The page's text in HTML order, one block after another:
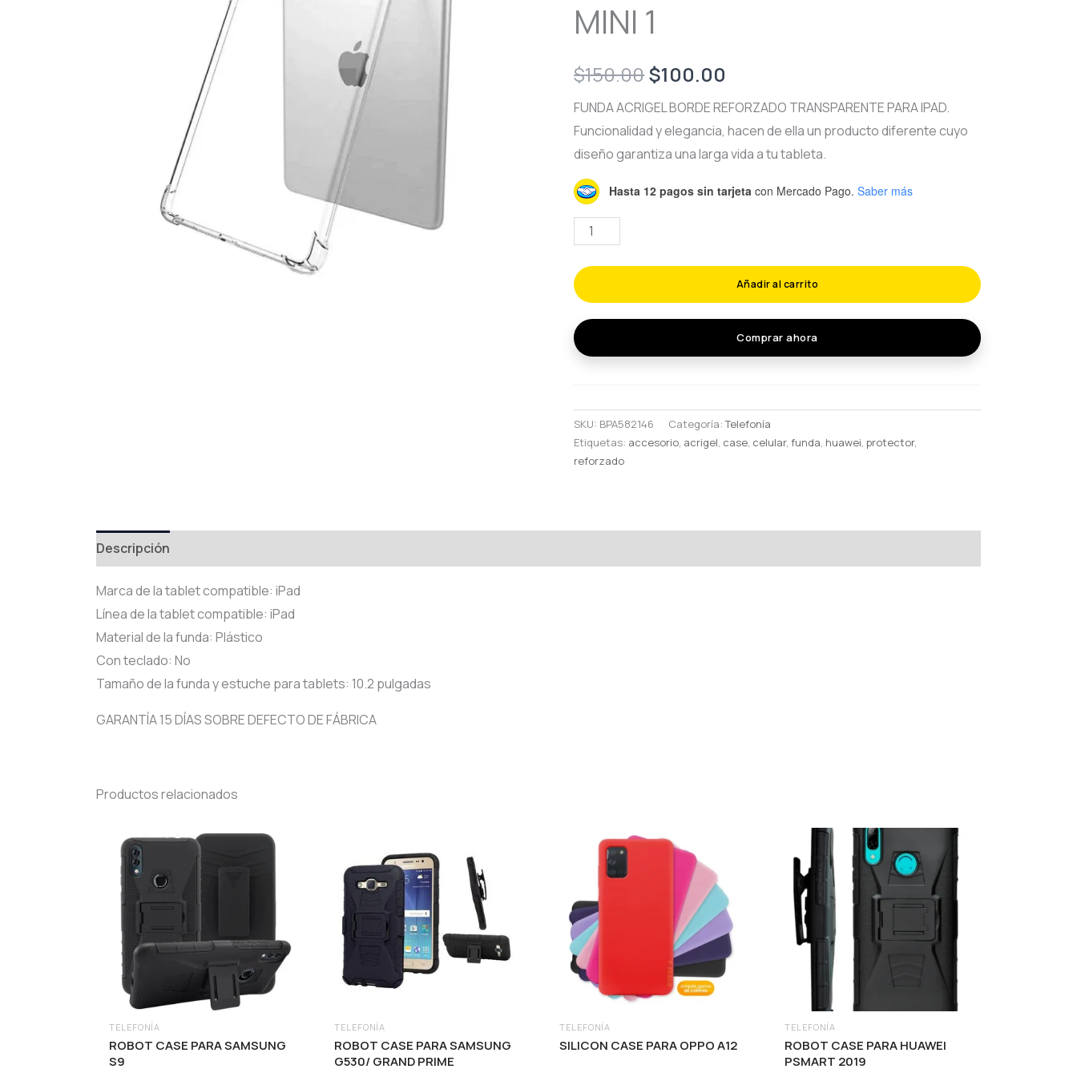
MINI 1
$150.00Original
price
was:
$100.00
price
is:
FUNDA ACRIGEL BORDE REFORZADO TRANSPARENTE PARA IPAD.
Funcionalidad y elegancia, hacen de ella un producto diferente cuyo
diseño garantiza una larga vida a tu tableta.
Hasta 12 pagos sin tarjeta con Mercado Pago. Saber más
FUNDA
ACRIGEL
BORDE
REFORZADO
PARA
iPAD
cantidad
Añadir al carrito
Comprar ahora
SKU: BPA582146 Categoría:Telefonía
Etiquetas: accesorio, acrigel, case, celular,funda, huawei,protector,
reforzado
Descripción
Marca de la tablet compatible: iPad
Línea de la tablet compatible: iPad
Material de la funda: Plástico
Con teclado: No
Tamaño de la funda y estuche para tablets: 10.2 pulgadas
GARANTÍA 15 DÍAS SOBRE DEFECTO DE FÁBRICA
Productos relacionados
TELEFONÍA
ROBOT CASE PARA SAMSUNG
S9
TELEFONÍA
ROBOT CASE PARA SAMSUNG
G530/ GRAND PRIME
TELEFONÍA
SILICON CASE PARA OPPO A12
TELEFONÍA
ROBOT CASE PARA HUAWEI
PSMART 2019